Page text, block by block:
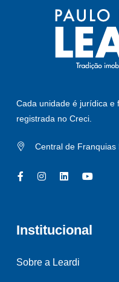
Cada unidade é jurídica e
registrada no Creci.
Central de
Institucional
Sobre a Leardi